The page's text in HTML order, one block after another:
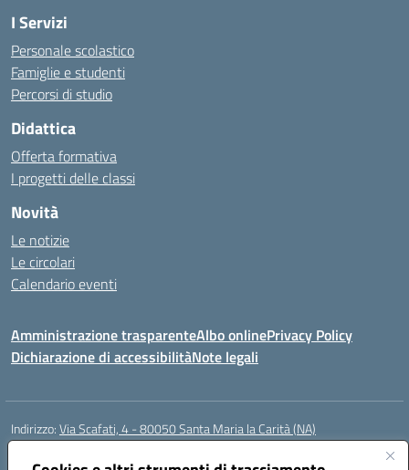
I Servizi
Personale scolastico
Famiglie e studenti
Percorsi di studio
Didattica
Offerta formativa
I progetti delle classi
Novità
Le notizie
Le circolari
Calendario eventi
Amministrazione trasparenteAlbo onlinePrivacy Policy
Dichiarazione di accessibilitàNote legali
Indirizzo:Via Scafati, 4 - 80050 Santa Maria la Carità (NA)
Centralino: